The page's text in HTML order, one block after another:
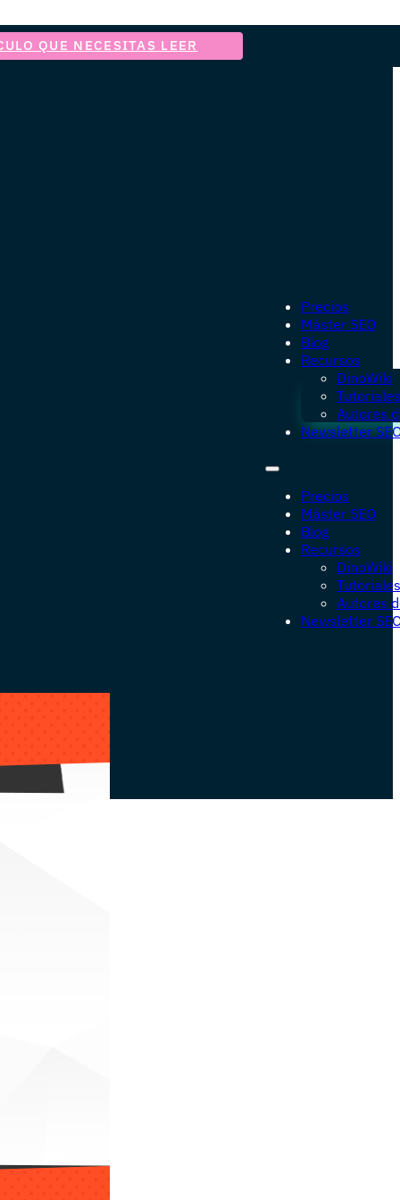
QUE NECESITAS LEER
Precios
Máster SEO
Blog
Recursos
DinoWiki
Tutoriales
Autores
Newsletter
Precios
Máster SEO
Blog
Recursos
DinoWiki
Tutoriales
Autores
Newsletter